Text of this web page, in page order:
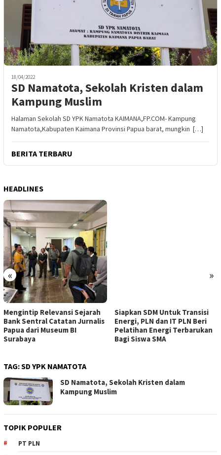
18/04/2022
SD Namatota, Sekolah Kristen dalam
Kampung Muslim
Halaman Sekolah SD YPK Namatota KAIMANA,FP.COM- Kampung
Namatota,Kabupaten Kaimana Provinsi Papua barat, mungkin […]
BERITA TERBARU
HEADLINES
« »
Mengintip Relevansi Sejarah
Bank Sentral Catatan Jurnalis
Papua dari Museum BI
Surabaya
Siapkan SDM Untuk Transisi
Energi, PLN dan IT PLN Beri
Pelatihan Energi Terbarukan
Bagi Siswa SMA
TAG:SD YPK NAMATOTA
SD Namatota, Sekolah Kristen dalam
Kampung Muslim
TOPIK POPULER
PT PLN